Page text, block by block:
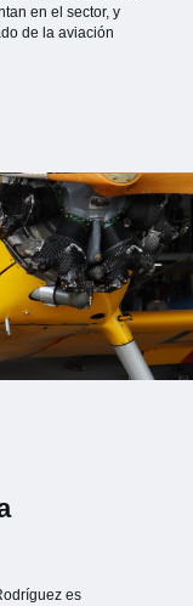
en el sector, y
de la aviación
es